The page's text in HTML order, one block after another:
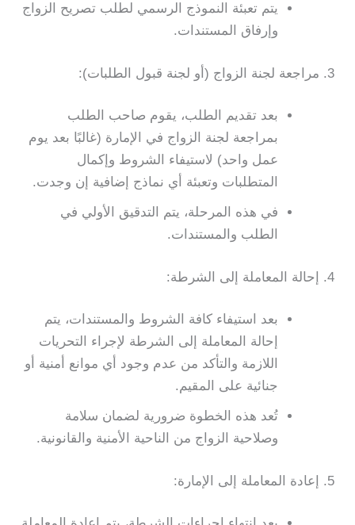
يتم تعبئة النموذج الرسمي لطلب تصريح الزواج
وإرفاق المستندات.
3. مراجعة لجنة الزواج (أو لجنة قبول الطلبات):
بعد تقديم الطلب، يقوم صاحب الطلب
بمراجعة لجنة الزواج في الإمارة (غالبًا بعد يوم
عمل واحد) لاستيفاء الشروط وإكمال
المتطلبات وتعبئة أي نماذج إضافية إن وجدت.
في هذه المرحلة، يتم التدقيق الأولي في
الطلب والمستندات.
4. إحالة المعاملة إلى الشرطة:
بعد استيفاء كافة الشروط والمستندات، يتم
إحالة المعاملة إلى الشرطة لإجراء التحريات
اللازمة والتأكد من عدم وجود أي موانع أمنية أو
جنائية على المقيم.
تُعد هذه الخطوة ضرورية لضمان سلامة
وصلاحية الزواج من الناحية الأمنية والقانونية.
5. إعادة المعاملة إلى الإمارة: